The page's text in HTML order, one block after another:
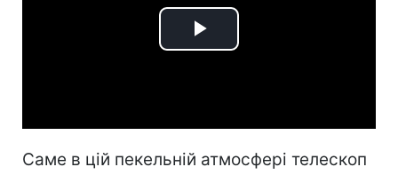
Play
Саме в цій пекельній атмосфері телескоп